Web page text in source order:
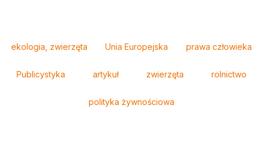
ekologia, zwierzęta Unia Europejska prawa człowieka
Publicystyka artykuł zwierzęta rolnictwo
polityka żywnościowa